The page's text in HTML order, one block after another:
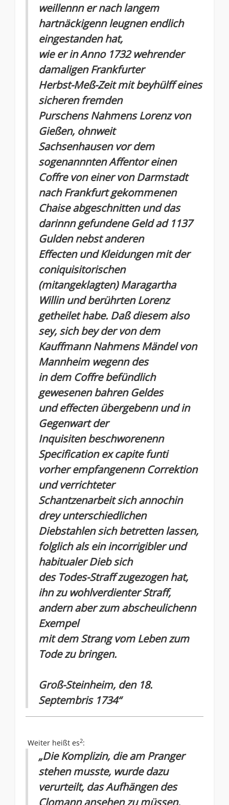
weillennn er nach langem
hartnäckigenn leugnen endlich
eingestanden hat,
wie er in Anno 1732 wehrender
damaligen Frankfurter
Herbst-Meß-Zeit mit beyhülff eines
sicheren fremden
Purschens Nahmens Lorenz von
Gießen, ohnweit
Sachsenhausen vor dem
sogenannnten Affentor einen
Coffre von einer von Darmstadt
nach Frankfurt gekommenen
Chaise abgeschnitten und das
darinnn gefundene Geld ad 1137
Gulden nebst anderen
Effecten und Kleidungen mit der
coniquisitorischen
(mitangeklagten) Maragartha
Willin und berührten Lorenz
getheilet habe. Daß diesem also
sey, sich bey der von dem
Kauffmann Nahmens Mändel von
Mannheim wegenn des
in dem Coffre befündlich
gewesenen bahren Geldes
und effecten übergebenn und in
Gegenwart der
Inquisiten beschworenenn
Specification ex capite funti
vorher empfangenenn Correktion
und verrichteter
Schantzenarbeit sich annochin
drey unterschiedlichen
Diebstahlen sich betretten lassen,
folglich als ein incorrigibler und
habitualer Dieb sich
des Todes-Straff zugezogen hat,
ihn zu wohlverdienter Straff,
andern aber zum abscheulichenn
Exempel
mit dem Strang vom Leben zum
Tode zu bringen.
Groß-Steinheim, den 18.
Septembris 1734“
Weiter heißt es2:
„Die Komplizin, die am Pranger
stehen musste, wurde dazu
verurteilt, das Aufhängen des
Clomann ansehen zu müssen.